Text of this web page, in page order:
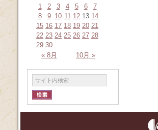
« 8月 10月 »
1 2 3 4 5 6
7
8
9 10 11 12 13 14
15 16 17 18 19 20 21
22 23 24 25 26 27 28
29 30